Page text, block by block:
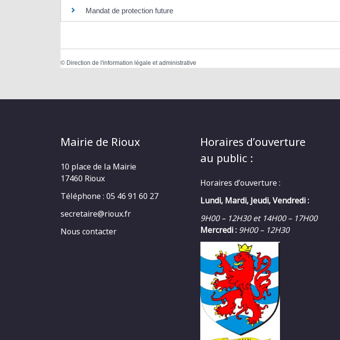
Mandat de protection future
© Direction de l'information légale et administrative
Mairie de Rioux
10 place de la Mairie
17460 Rioux
Téléphone : 05 46 91 60 27
secretaire@rioux.fr
Nous contacter
Horaires d’ouverture
au public :
Horaires d’ouverture :
Lundi, Mardi, Jeudi, Vendredi :
9H00 – 12H30 et 14H00 – 17H00
Mercredi : 9H00 – 12H30